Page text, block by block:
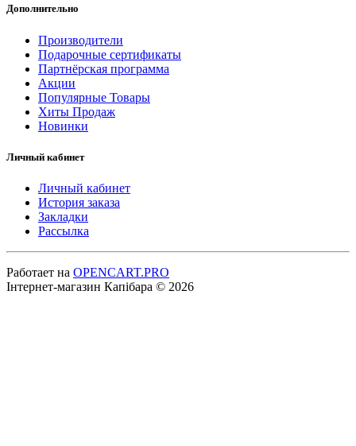
Дополнительно
Производители
Подарочные сертификаты
Партнёрская программа
Акции
Популярные Товары
Хиты Продаж
Новинки
Личный кабинет
Личный кабинет
История заказа
Закладки
Рассылка
Работает на OPENCART.PRO
Інтернет-магазин Капібара © 2026